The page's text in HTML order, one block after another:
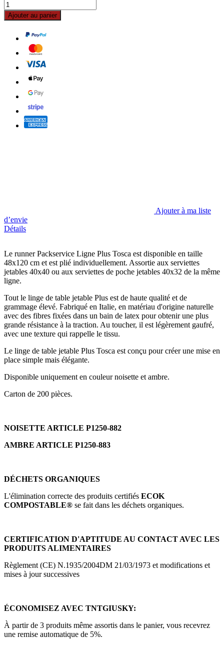
Ajouter au panier
Ajouter à ma liste
d’envie
Détails
Le runner Packservice Ligne Plus Tosca est disponible en taille
48x120 cm et est plié individuellement. Assortie aux serviettes
jetables 40x40 ou aux serviettes de poche jetables 40x32 de la même
ligne.
Tout le linge de table jetable Plus est de haute qualité et de
grammage élevé. Fabriqué en Italie, en matériau d'origine naturelle
avec des fibres fixées dans un bain de latex pour obtenir une plus
grande résistance à la traction. Au toucher, il est légèrement gaufré,
avec une texture qui rappelle le tissu.
Le linge de table jetable Plus Tosca est conçu pour créer une mise en
place simple mais élégante.
Disponible uniquement en couleur noisette et ambre.
Carton de 200 pièces.
NOISETTE ARTICLE P1250-882
AMBRE ARTICLE P1250-883
DÉCHETS ORGANIQUES
L'élimination correcte des produits certifiés ECOK
COMPOSTABLE® se fait dans les déchets organiques.
CERTIFICATION D'APTITUDE AU CONTACT AVEC LES
PRODUITS ALIMENTAIRES
Règlement (CE) N.1935/2004DM 21/03/1973 et modifications et
mises à jour successives
ÉCONOMISEZ AVEC TNTGIUSKY:
À partir de 3 produits même assortis dans le panier, vous recevrez
une remise automatique de 5%.